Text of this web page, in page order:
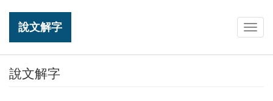
說文解字
說文解字